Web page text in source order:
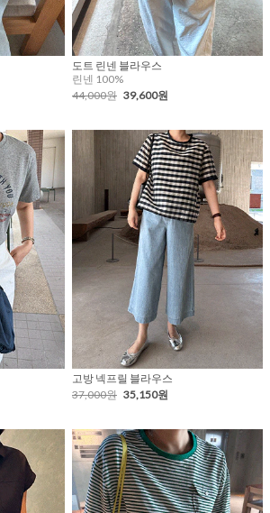
도트 린넨 블라우스
린넨 100%
44,000원 39,600원
고방 넥프릴 블라우스
37,000원 35,150원